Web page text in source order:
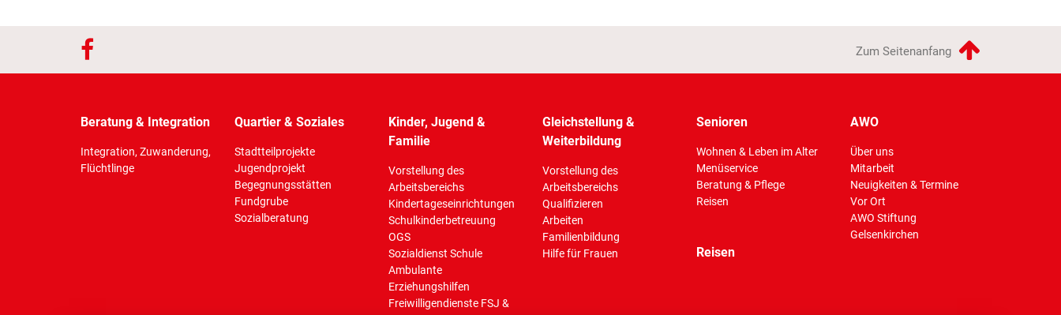
Zum Seitenanfang
Beratung & Integration
Integration, Zuwanderung,
Flüchtlinge
Quartier & Soziales
Stadtteilprojekte
Jugendprojekt
Begegnungsstätten
Fundgrube
Sozialberatung
Kinder, Jugend &
Familie
Vorstellung des
Arbeitsbereichs
Kindertageseinrichtungen
Schulkinderbetreuung
OGS
Sozialdienst Schule
Ambulante
Erziehungshilfen
Freiwilligendienste FSJ &
Gleichstellung &
Weiterbildung
Vorstellung des
Arbeitsbereichs
Qualifizieren
Arbeiten
Familienbildung
Hilfe für Frauen
Senioren
Wohnen & Leben im Alter
Menüservice
Beratung & Pflege
Reisen
AWO
Über uns
Mitarbeit
Neuigkeiten & Termine(Standort)
Vor Ort
AWO Stiftung
Gelsenkirchen
Reisen